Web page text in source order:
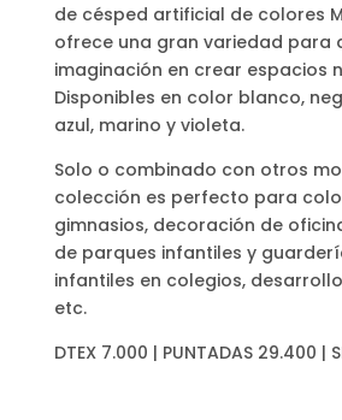
de césped artificial de colores
ofrece una gran variedad para
imaginación en crear espacios
Disponibles en color blanco,
azul, marino y violeta.
Solo o combinado con otros
colección es perfecto para
gimnasios, decoración de
de parques infantiles y
infantiles en colegios,
etc.
DTEX 7.000 | PUNTADAS 29.400 |